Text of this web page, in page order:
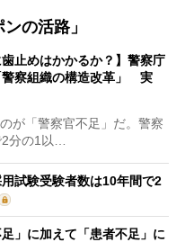
の活路」
歯止めはかかるか？】警察庁
警察組織の構造改革」 実
が「警察官不足」だ。警察
分の1以…
試験受験者数は10年間で2
」に加えて「患者不足」に